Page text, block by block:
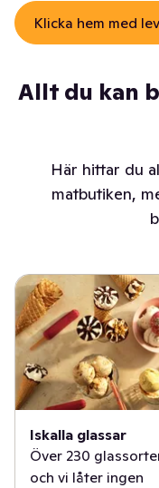
Klicka hem med
Allt du kan
Här hittar du
matbutiken,
Iskalla glassar
Över 230
och vi låter ingen